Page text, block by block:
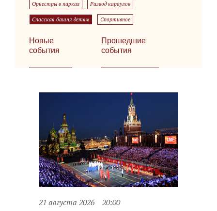
Оркестры в парках Развод караулов
Спасская башня детям Спортивное
Новые
события
Прошедшие
события
21 августа 2026 20:00